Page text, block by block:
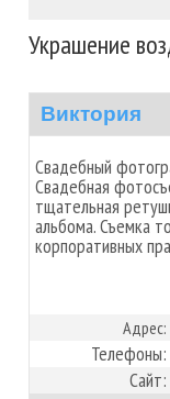
Украшение
Виктория
Свадебный
Свадебная
тщательная
альбома. Съемка
корпоративных
Адрес:
Телефоны:
Сайт: